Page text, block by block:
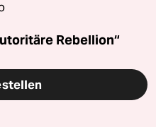
Rebellion“